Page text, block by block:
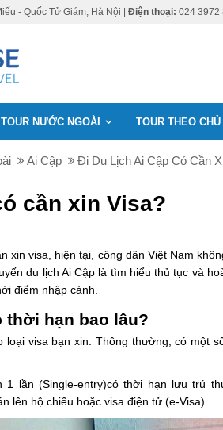
- Quốc Tử Giám, Hà Nội | Điện thoại: 024 3972
TOUR NƯỚC NGOÀI TOUR THEO
Ai Cập Đi Du Lịch Ai Cập Có Cần
cần xin Visa?
xin visa, hiện tại, công dân Việt Nam
du lịch Ai Cập là tìm hiểu thủ tục và
điểm nhập cảnh.
thời hạn bao lâu?
loại visa bạn xin. Thông thường, có một
1 lần (Single-entry)có thời hạn lưu trú
lên hộ chiếu hoặc visa điện tử (e-Visa).